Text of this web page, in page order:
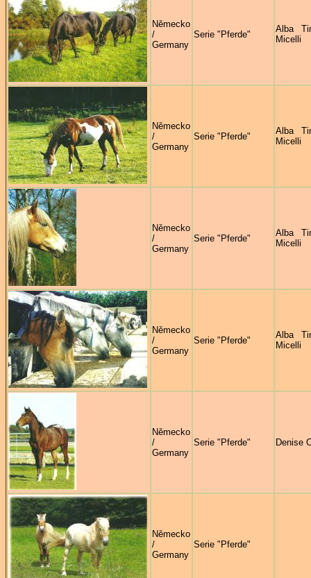
Německo
/
Germany
Serie "Pferde"
Alba
Micelli
Německo
/
Germany
Serie "Pferde"
Alba
Micelli
Německo
/
Germany
Serie "Pferde"
Alba
Micelli
Německo
/
Germany
Serie "Pferde"
Alba
Micelli
Německo
/
Germany
Serie "Pferde" Denise
Německo
/
Germany
Serie "Pferde"